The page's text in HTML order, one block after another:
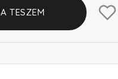
TESZEM